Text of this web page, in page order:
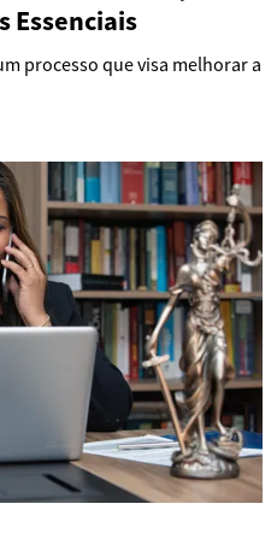
Essenciais
processo que visa melhorar a